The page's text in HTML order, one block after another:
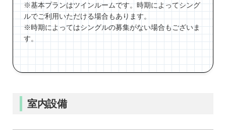
※基本プランはツインルームです。時期によってシング
ルでご利用いただける場合もあります。
※時期によってはシングルの募集がない場合もございま
す。
室内設備